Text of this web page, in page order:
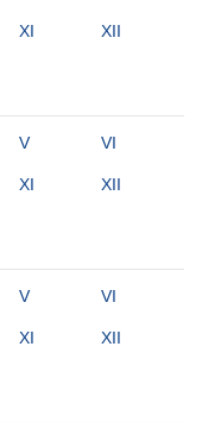
XI XII
V VI
XI XII
V VI
XI XII